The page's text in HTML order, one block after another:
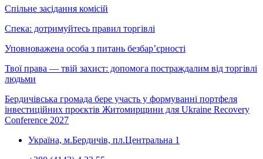
Спільне засідання комісій
Спека: дотримуйтесь правил торгівлі
Уповноважена особа з питань безбар’єрності
Твої права — твій захист: допомога постраждалим від торгівлі
людьми
Бердичівська громада бере участь у формуванні портфеля
інвестиційних проєктів Житомирщини для Ukraine Recovery
Conference 2027
Україна, м.Бердичів, пл.Центральна 1